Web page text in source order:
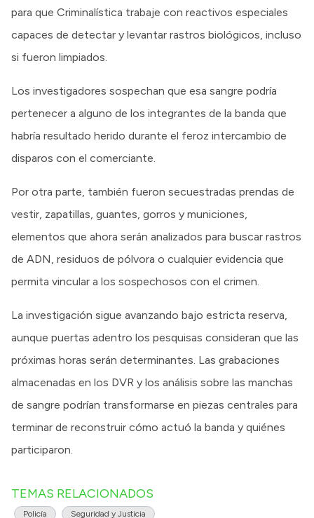
para que Criminalística trabaje con reactivos especiales
capaces de detectar y levantar rastros biológicos, incluso
si fueron limpiados.
Los investigadores sospechan que esa sangre podría
pertenecer a alguno de los integrantes de la banda que
habría resultado herido durante el feroz intercambio de
disparos con el comerciante.
Por otra parte, también fueron secuestradas prendas de
vestir, zapatillas, guantes, gorros y municiones,
elementos que ahora serán analizados para buscar rastros
de ADN, residuos de pólvora o cualquier evidencia que
permita vincular a los sospechosos con el crimen.
La investigación sigue avanzando bajo estricta reserva,
aunque puertas adentro los pesquisas consideran que las
próximas horas serán determinantes. Las grabaciones
almacenadas en los DVR y los análisis sobre las manchas
de sangre podrían transformarse en piezas centrales para
terminar de reconstruir cómo actuó la banda y quiénes
participaron.
TEMAS RELACIONADOS
Policía Seguridad y Justicia